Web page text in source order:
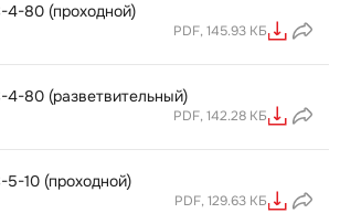
80 (проходной)
PDF, 145.93 КБ
80 (разветвительный)
PDF, 142.28 КБ
10 (проходной)
PDF, 129.63 КБ